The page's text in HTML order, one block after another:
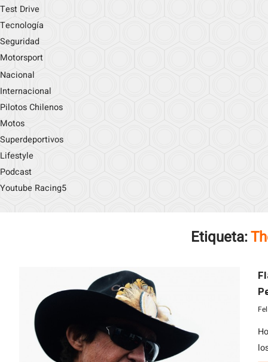
Test Drive
Tecnología
Seguridad
Motorsport
Nacional
Internacional
Pilotos Chilenos
Motos
Superdeportivos
Lifestyle
Podcast
Youtube Racing5
Etiqueta: